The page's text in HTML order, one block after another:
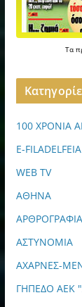
Τα
100 ΧΡΟΝΙΑ
E-FILADELFEIA
WEB TV
ΑΘΗΝΑ
ΑΡΘΡΟΓΡΑΦΙΑ
ΑΣΤΥΝΟΜΙΑ
ΑΧΑΡΝΕΣ-
ΓΗΠΕΔΟ ΑΕΚ